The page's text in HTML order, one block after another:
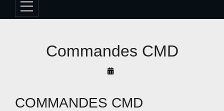
Commandes CMD
By
COMMANDES CMD